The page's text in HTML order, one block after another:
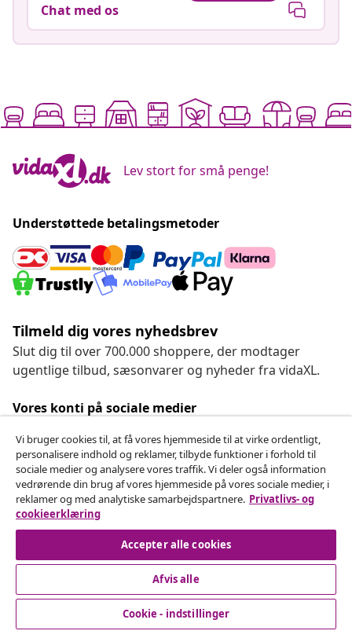
Chat med os
Lev stort for små penge!
Understøttede betalingsmetoder
Tilmeld dig vores nyhedsbrev
Slut dig til over 700.000 shoppere, der modtager
ugentlige tilbud, sæsonvarer og nyheder fra vidaXL.
Vores konti på sociale medier
Fortryd køb
Indsend en anmodning om at fortryde din ordre.
Fortryd køb
Vi bruger cookies til, at få vores hjemmeside til at virke ordentligt,
personalisere indhold og reklamer, tilbyde funktioner i forhold til
sociale medier og analysere vores traffik. Vi deler også information
vedrørende din brug af vores hjemmeside på vores sociale medier, i
reklamer og med analytiske samarbejdspartnere. Privatlivs- og
cookieerklæring
Accepter alle cookies
Afvis alle
Cookie - indstillinger